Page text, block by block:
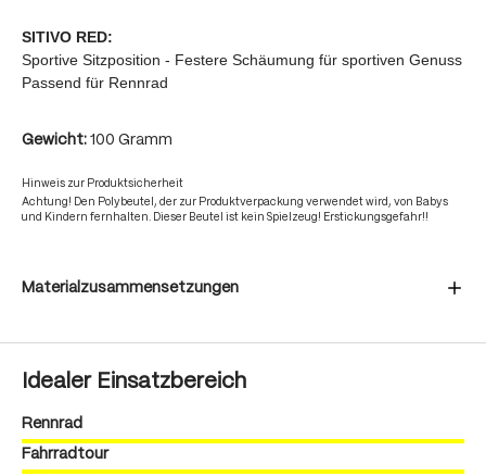
SITIVO RED:
Sportive Sitzposition - Festere Schäumung für sportiven Genuss
Passend für Rennrad
Gewicht: 100 Gramm
Hinweis zur Produktsicherheit
Achtung! Den Polybeutel, der zur Produktverpackung verwendet wird, von Babys
und Kindern fernhalten. Dieser Beutel ist kein Spielzeug! Erstickungsgefahr!!
Materialzusammensetzungen
Idealer Einsatzbereich
Rennrad
Fahrradtour